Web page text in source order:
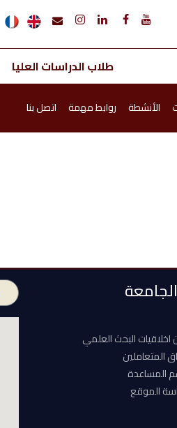
طلاب الدراسات العليا
الأنشطة روابط مهمة اتصل بنا
اخلاقيات البحث العلمي
المتعاملين
المساعدة
الموقع